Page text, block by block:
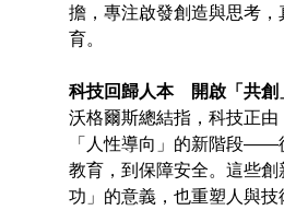
擔，專注啟發創造與思考
育。
科技回歸人本　開啟「共創
沃格爾斯總結指，科技正由
「人性導向」的新階段——
教育，到保障安全。這些
功」的意義，也重塑人與技